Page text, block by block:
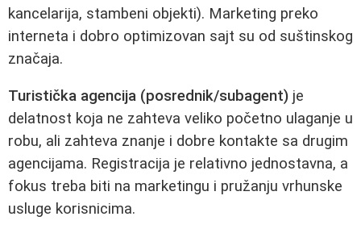
kancelarija, stambeni objekti). Marketing preko
interneta i dobro optimizovan sajt su od suštinskog
značaja.
Turistička agencija (posrednik/subagent) je
delatnost koja ne zahteva veliko početno ulaganje u
robu, ali zahteva znanje i dobre kontakte sa drugim
agencijama. Registracija je relativno jednostavna, a
fokus treba biti na marketingu i pružanju vrhunske
usluge korisnicima.